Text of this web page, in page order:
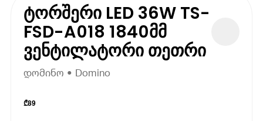
ტორშერი LED 36W TS-
FSD-A018 1840მმ
ვენტილატორი თეთრი
დომინო • Domino
₾89